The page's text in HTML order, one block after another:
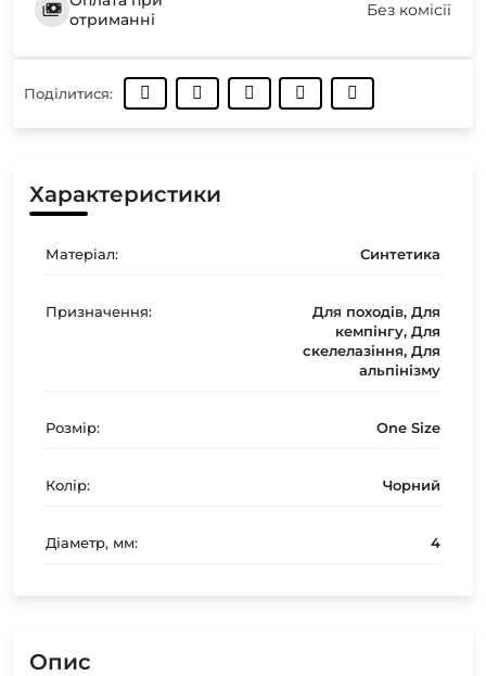
отриманні
Без комісії
Поділитися:
Характеристики
Матеріал: Синтетика
Призначення:
Для походів, Для
кемпінгу, Для
скелелазіння, Для
альпінізму
Розмір: One Size
Колір: Чорний
Діаметр, мм: 4
Опис